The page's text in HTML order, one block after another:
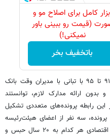
کامل برای اصلاح مو و
(قیمت رو ببینی باور
نمیکنی!)
باتخفیف بخر
سخنگوی قوه قضاییه گفت: در سال‌های ۹۱ تا ۹۵ با تبانی با مدیران وقت بانک
بدون ارائه مدارک لازم، توانستند
این رابطه پرونده‌های متعددی تشکیل
سه نفر از اعضای هیئت‌رئیسه
بانک به اتهام مشارکت در اخلال در نظام اقتصادی هر کدام به ۲۰ سال حبس و